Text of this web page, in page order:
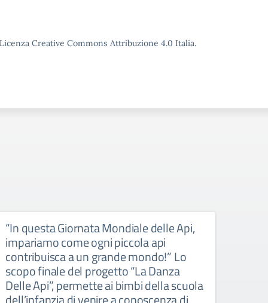
Creative Commons Attribuzione 4.0 Italia.
“In questa Giornata Mondiale delle Api,
impariamo come ogni piccola api
contribuisca a un grande mondo!” Lo
scopo finale del progetto “La Danza
Delle Api”, permette ai bimbi della scuola